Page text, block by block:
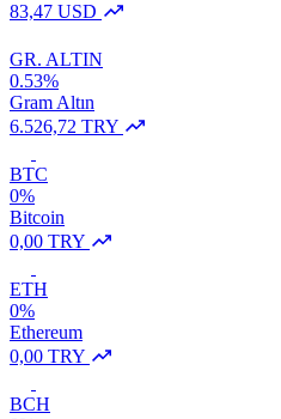
83,47 USD
GR. ALTIN
0.53%
Gram Altın
6.526,72 TRY
BTC
0%
Bitcoin
0,00 TRY
ETH
0%
Ethereum
0,00 TRY
BCH